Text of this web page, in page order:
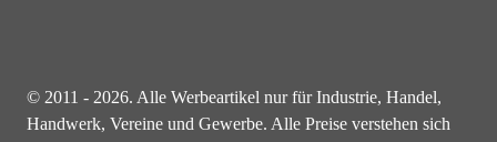
© 2011 - 2026. Alle Werbeartikel nur für Industrie, Handel,
Handwerk, Vereine und Gewerbe. Alle Preise verstehen sich